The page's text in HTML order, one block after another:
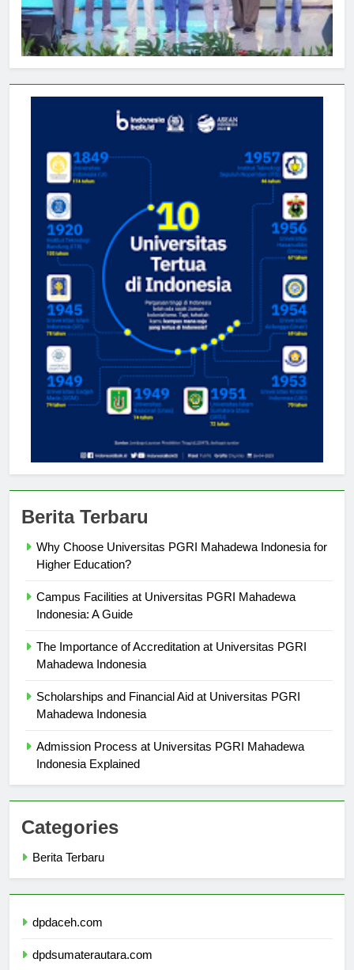
Berita Terbaru
Why Choose Universitas PGRI Mahadewa Indonesia for
Higher Education?
Campus Facilities at Universitas PGRI Mahadewa
Indonesia: A Guide
The Importance of Accreditation at Universitas PGRI
Mahadewa Indonesia
Scholarships and Financial Aid at Universitas PGRI
Mahadewa Indonesia
Admission Process at Universitas PGRI Mahadewa
Indonesia Explained
Categories
Berita Terbaru
dpdaceh.com
dpdsumaterautara.com